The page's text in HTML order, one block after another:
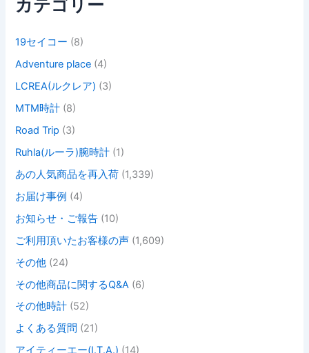
カテゴリー
19セイコー (8)
Adventure place (4)
LCREA(ルクレア) (3)
MTM時計 (8)
Road Trip (3)
Ruhla(ルーラ)腕時計 (1)
あの人気商品を再入荷 (1,339)
お届け事例 (4)
お知らせ・ご報告 (10)
ご利用頂いたお客様の声 (1,609)
その他 (24)
その他商品に関するQ&A (6)
その他時計 (52)
よくある質問 (21)
アイティーエー(I.T.A.) (14)